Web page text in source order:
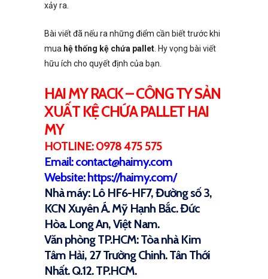
xảy ra.
Bài viết đã nếu ra những điểm cần biết trước khi
mua hệ thống kệ chứa pallet . Hy vọng bài viết
hữu ích cho quyết định của bạn.
HAI MY RACK – CÔNG TY SẢN
XUẤT KỆ CHỨA PALLET HAI
MY
HOTLINE: 0978 475 575
Email: contact@haimy.com
Website: https://haimy.com/
Nhà máy: Lô HF6-HF7, Đường số 3,
KCN Xuyên Á. Mỹ Hạnh Bắc. Đức
Hòa. Long An, Việt Nam.
Văn phòng TP.HCM: Tòa nhà Kim
Tâm Hải, 27 Trường Chinh. Tân Thới
Nhất. Q.12. TP.HCM.